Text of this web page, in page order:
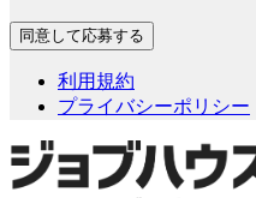
利用規約
プライバシーポリシー